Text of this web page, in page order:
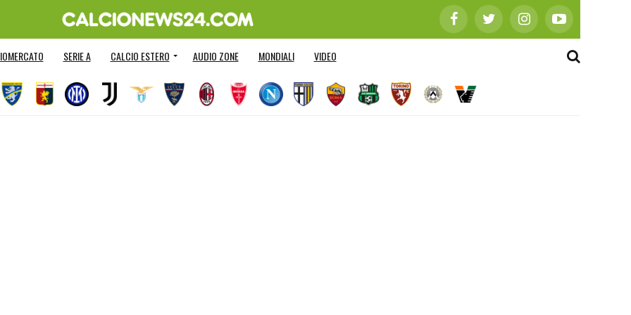
SERIE A CALCIO ESTERO AUDIO ZONE MONDIALI VIDEO